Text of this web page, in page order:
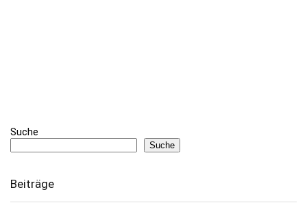
Suche
Suche
Beiträge